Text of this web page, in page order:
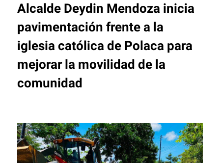
Alcalde Deydin Mendoza inicia
pavimentación frente a la
iglesia católica de Polaca para
mejorar la movilidad de la
comunidad